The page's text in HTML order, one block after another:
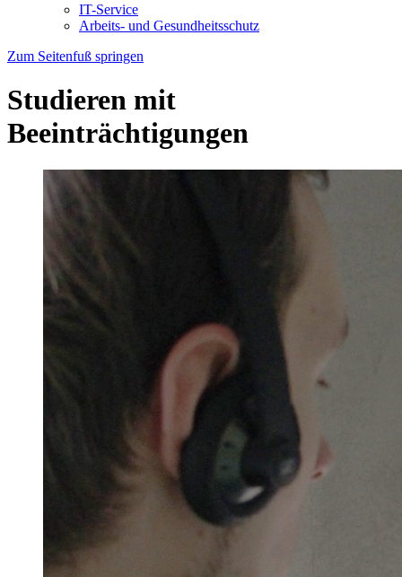
IT-Service
Arbeits- und Gesundheitsschutz
Zum Seitenfuß springen
Studieren mit
Beeinträchtigungen